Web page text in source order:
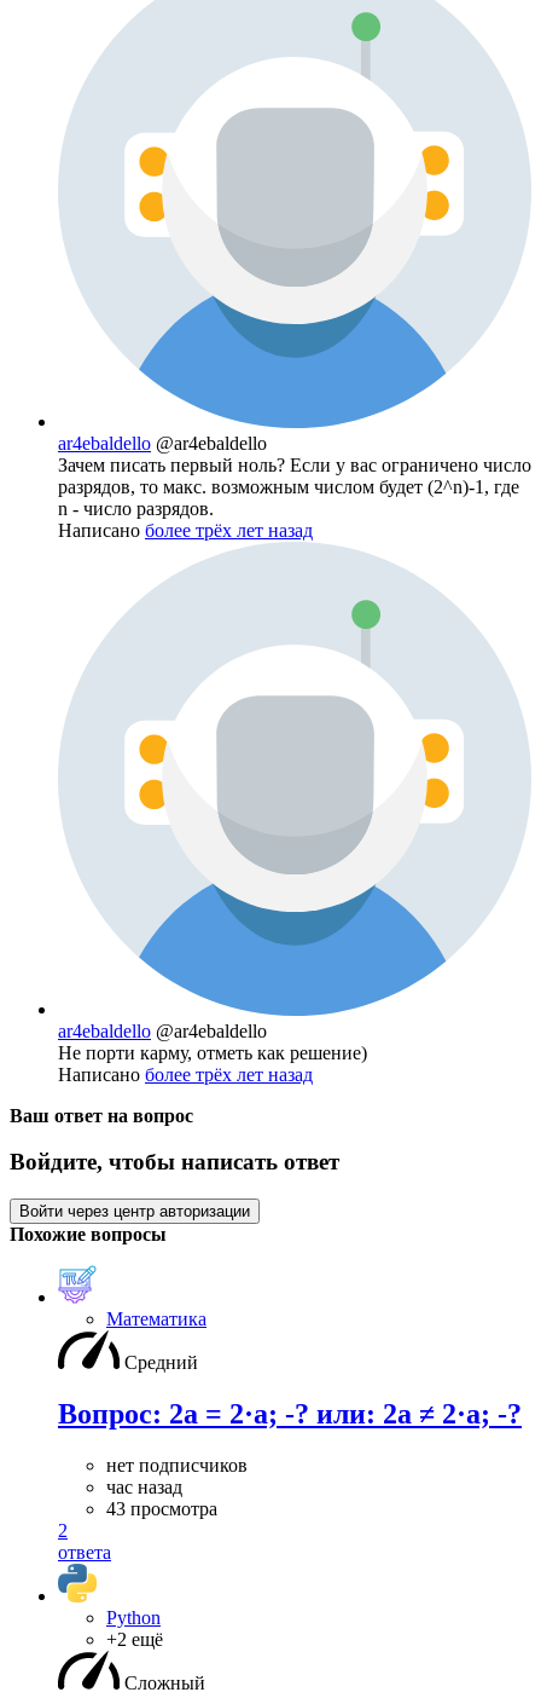
ar4ebaldello @ar4ebaldello
Зачем писать первый ноль? Если у вас ограничено число
разрядов, то макс. возможным числом будет (2^n)-1, где
n - число разрядов.
Написано более трёх лет назад
ar4ebaldello @ar4ebaldello
Не порти карму, отметь как решение)
Написано более трёх лет назад
Ваш ответ на вопрос
Войдите, чтобы написать ответ
Войти через центр авторизации
Похожие вопросы
Математика
Средний
Вопрос: 2а = 2·а; -? или: 2а ≠ 2·а; -?
нет подписчиков
час назад
43 просмотра
2
ответа
Python
+2 ещё
Сложный